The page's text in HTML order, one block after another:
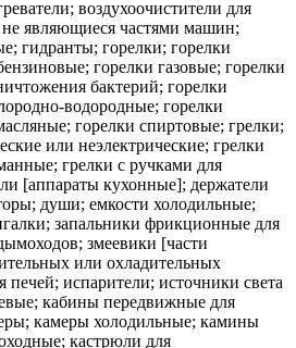
воздухоочистители для
не являющиеся частями машин;
гидранты; горелки; горелки
горелки газовые; горелки
бактерий; горелки
водородные; горелки
горелки спиртовые; грелки;
или неэлектрические; грелки
грелки с ручками для
[аппараты кухонные]; держатели
души; емкости холодильные;
запальники фрикционные для
змеевики [части
или охладительных
печей; испарители; источники света
кабины передвижные для
камеры холодильные; камины
кастрюли для